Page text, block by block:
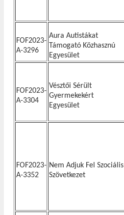
FOF2023-
A-3296
Aura Autistákat
Támogató Közhasznú
Egyesület
FOF2023-
A-3304
Vésztői Sérült
Gyermekekért
Egyesület
FOF2023-
A-3352
Nem Adjuk Fel Szociális
Szövetkezet